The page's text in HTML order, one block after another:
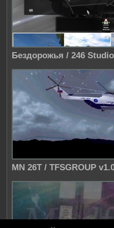
Бездорожья / 246
MN 26T / TFSGROUP